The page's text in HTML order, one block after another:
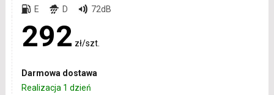
E D 72dB
292 zł/szt.
Darmowa dostawa
Realizacja 1 dzień